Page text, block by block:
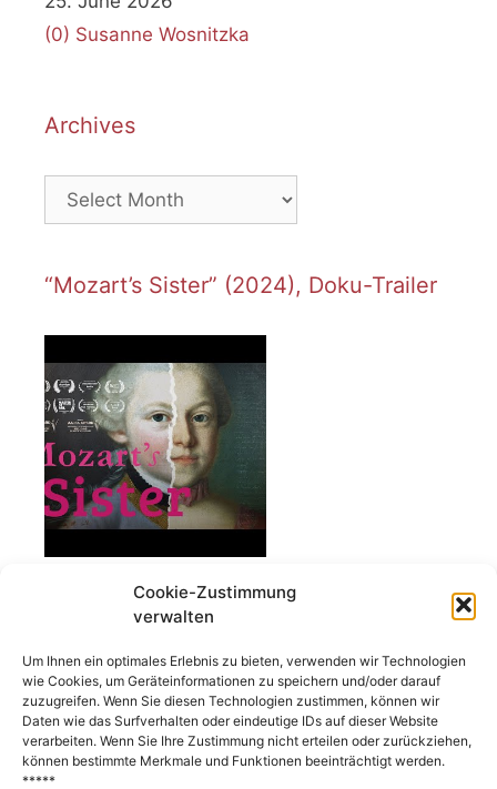
Cookie-Zustimmung
verwalten
Um Ihnen ein optimales Erlebnis zu bieten, verwenden wir Technologien
wie Cookies, um Geräteinformationen zu speichern und/oder darauf
zuzugreifen. Wenn Sie diesen Technologien zustimmen, können wir
Daten wie das Surfverhalten oder eindeutige IDs auf dieser Website
verarbeiten. Wenn Sie Ihre Zustimmung nicht erteilen oder zurückziehen,
können bestimmte Merkmale und Funktionen beeinträchtigt werden.
*****
(0) Susanne Wosnitzka
Archives
Archives
“Mozart’s Sister” (2024), Doku-Trailer
(Deutsch) Engagiert für Vielfalt!